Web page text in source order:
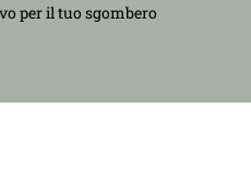
per il tuo sgombero